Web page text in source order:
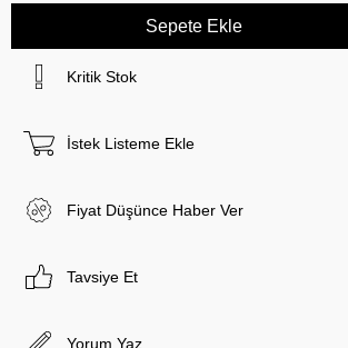
Kritik Stok
İstek Listeme Ekle
Fiyat Düşünce Haber Ver
Tavsiye Et
Yorum Yaz